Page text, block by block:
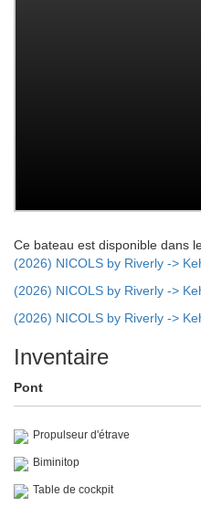
Ce bateau est disponible dans
(2026) NICOLS by Riverly ->
(2026) NICOLS by Riverly ->
(2026) NICOLS by Riverly ->
Inventaire
Pont
Propulseur d'étrave
Biminitop
Table de cockpit